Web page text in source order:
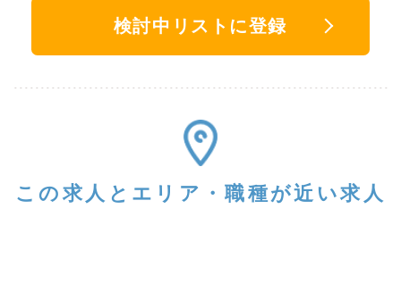
検討中リストに登録
この求人と エリア・職種が近い求人